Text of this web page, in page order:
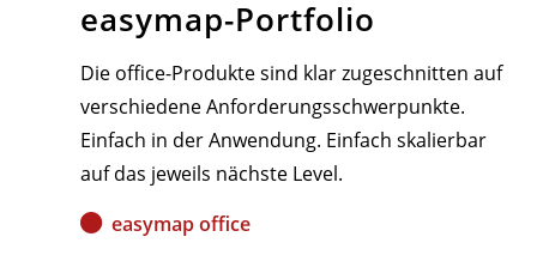
easymap-Portfolio
Die office-Produkte sind klar zugeschnitten auf
verschiedene Anforderungsschwerpunkte.
Einfach in der Anwendung. Einfach skalierbar
auf das jeweils nächste Level.
easymap office